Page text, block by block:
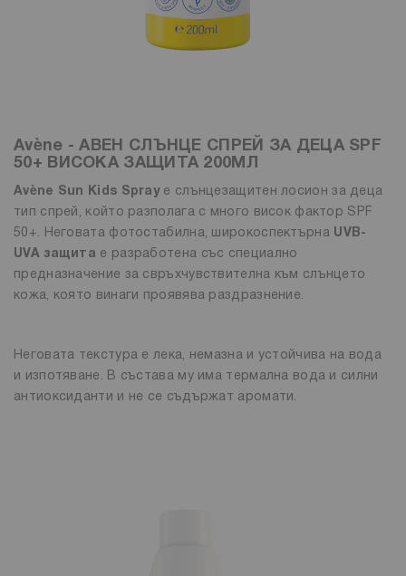
Avène - АВЕН СЛЪНЦЕ СПРЕЙ ЗА ДЕЦА SPF
50+ ВИСОКА ЗАЩИТА 200МЛ
Avène Sun Kids Sprayе слънцезащитен лосион за деца
тип спрей, който разполага с много висок фактор SPF
50+. Неговата фотостабилна, широкоспектърнаUVB-
UVA защита е разработена със специално
предназначение за свръхчувствителна към слънцето
кожа, която винаги проявява раздразнение.
Неговата текстура е лека, немазна и устойчива на вода
и изпотяване. В състава му има термална вода и силни
антиоксиданти и не се съдържат аромати.